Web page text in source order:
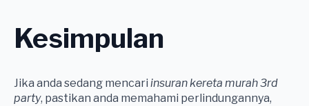
Kesimpulan
Jika anda sedang mencari insuran kereta murah 3rd
party, pastikan anda memahami perlindungannya,